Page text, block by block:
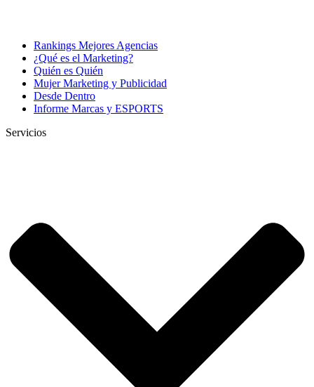
Rankings Mejores Agencias
¿Qué es el Marketing?
Quién es Quién
Mujer Marketing y Publicidad
Desde Dentro
Informe Marcas y ESPORTS
Servicios